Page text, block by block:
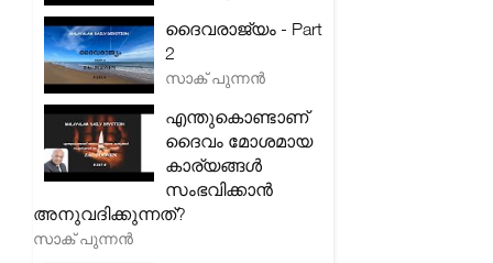
ദൈവരാജ്യം - Part
2
സാക് പുന്നൻ
എന്തുകൊണ്ടാണ്
ദൈവം മോശമായ
കാര്യങ്ങൾ
സംഭവിക്കാൻ
അനുവദിക്കുന്നത്?
സാക് പുന്നൻ